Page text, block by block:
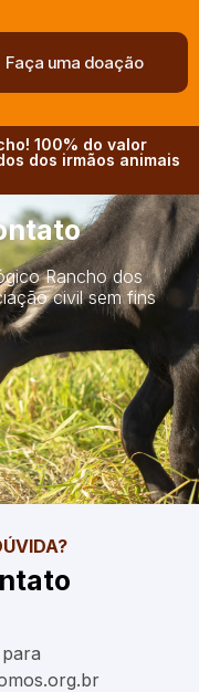
Faça uma doação
100% do valor
dos irmãos animais
Rancho dos
civil sem fins